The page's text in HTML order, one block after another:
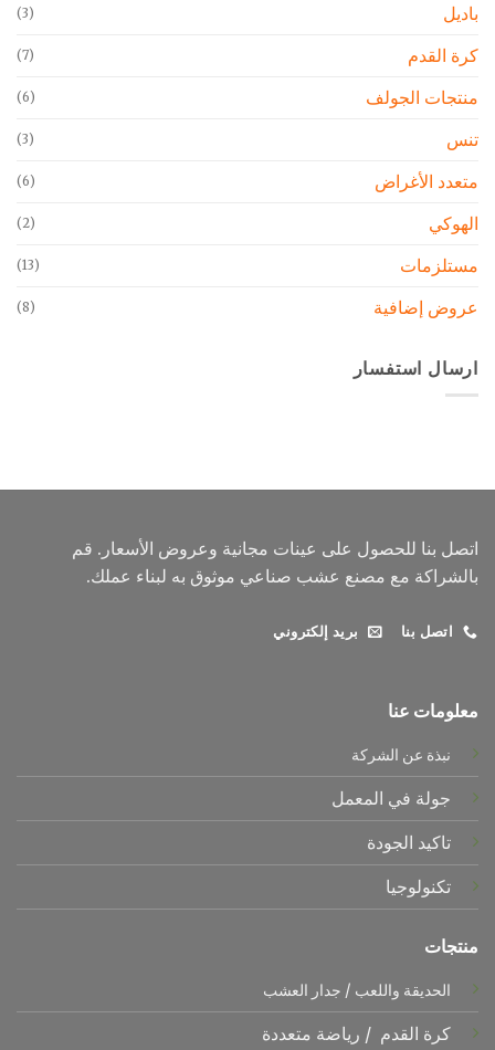
باديل (3)
كرة القدم (7)
منتجات الجولف (6)
تنس (3)
متعدد الأغراض (6)
الهوكي (2)
مستلزمات (13)
عروض إضافية (8)
ارسال استفسار
اتصل بنا للحصول على عينات مجانية وعروض الأسعار. قم
بالشراكة مع مصنع عشب صناعي موثوق به لبناء عملك.
اتصل بنا بريد إلكتروني
معلومات عنا
نبذة عن الشركة
جولة في المعمل
تاكيد الجودة
تكنولوجيا
منتجات
الحديقة واللعب / جدار العشب
كرة القدم / رياضة متعددة